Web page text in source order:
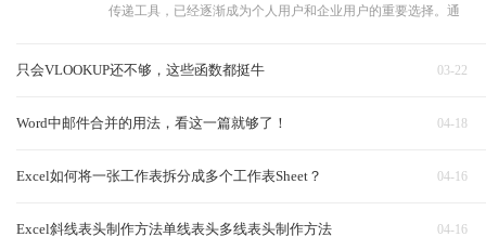
传递工具，已经逐渐成为个人用户和企业用户的重要选择。通
对相关数据进行整理，确保信…
03-22
只会VLOOKUP还不够，这些函数都挺牛
04-18
Word中邮件合并的用法，看这一篇就够了！
04-16
Excel如何将一张工作表拆分成多个工作表Sheet？
04-16
Excel斜线表头制作方法单线表头多线表头制作方法